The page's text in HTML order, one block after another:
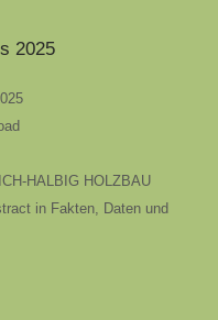
2025
HALBIG HOLZBAU
in Fakten, Daten und